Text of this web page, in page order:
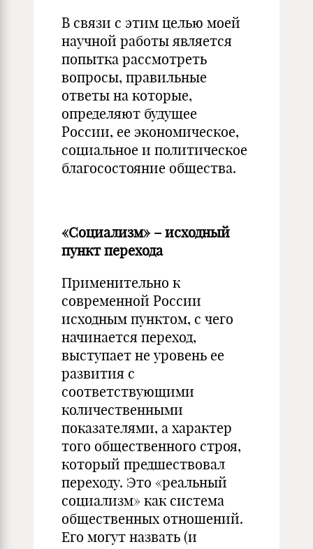
В связи с этим целью моей
научной работы является
попытка рассмотреть
вопросы, правильные
ответы на которые,
определяют будущее
России, ее экономическое,
социальное и политическое
благосостояние общества.
«Социализм» – исходный
пункт перехода
Применительно к
современной России
исходным пунктом, с чего
начинается переход,
выступает не уровень ее
развития с
соответствующими
количественными
показателями, а характер
того общественного строя,
который предшествовал
переходу. Это «реальный
социализм» как система
общественных отношений.
Его могут назвать (и